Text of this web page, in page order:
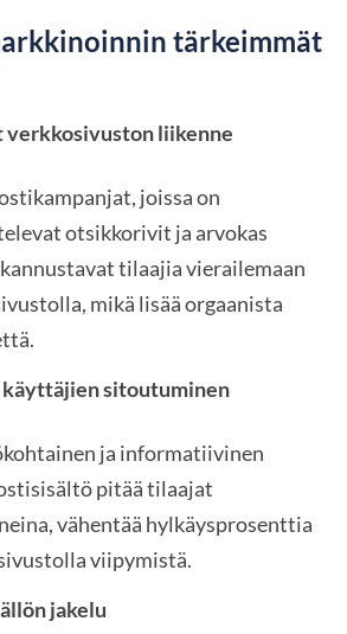
tärkeimmät
verkkosivuston liikenne
joissa on
otsikkorivit ja arvokas
tilaajia vierailemaan
mikä lisää orgaanista
sitoutuminen
ja informatiivinen
pitää tilaajat
vähentää hylkäysprosenttia
viipymistä.
jakelu